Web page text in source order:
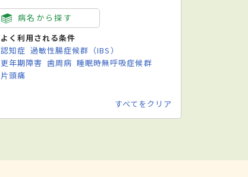
病名から探す
よく利用される条件
認知症 過敏性腸症候群（IBS）
更年期障害 歯周病 睡眠時無呼吸症候群
片頭痛
すべてをクリア